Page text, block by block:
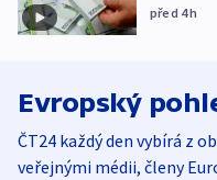
před 4h
Evropský
ČT24 každý den vybírá z
veřejnými médii, členy